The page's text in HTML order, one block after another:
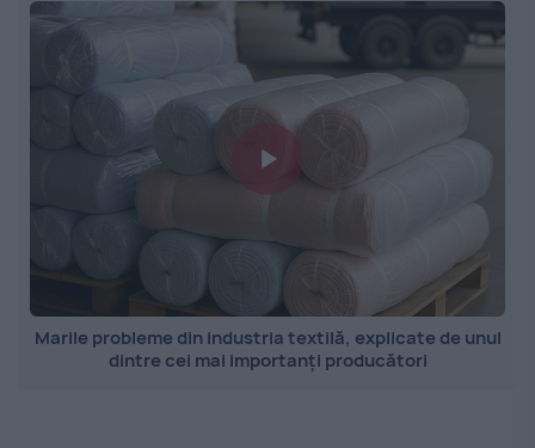
Marile probleme din industria textilă, explicate de unul
dintre cei mai importanți producători